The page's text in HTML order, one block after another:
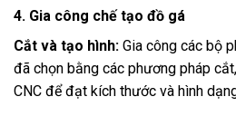
4. Gia công chế tạo đồ gá
Cắt và tạo hình: Gia công các bộ
đã chọn bằng các phương pháp
CNC để đạt kích thước và hình